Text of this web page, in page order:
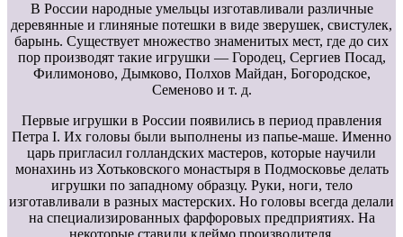
В России народные умельцы изготавливали различные
деревянные и глиняные потешки в виде зверушек, свистулек,
барынь. Существует множество знаменитых мест, где до сих
пор производят такие игрушки — Городец, Сергиев Посад,
Филимоново, Дымково, Полхов Майдан, Богородское,
Семеново и т. д.
Первые игрушки в России появились в период правления
Петра I. Их головы были выполнены из папье-маше. Именно
царь пригласил голландских мастеров, которые научили
монахинь из Хотьковского монастыря в Подмосковье делать
игрушки по западному образцу. Руки, ноги, тело
изготавливали в разных мастерских. Но головы всегда делали
на специализированных фарфоровых предприятиях. На
некоторые ставили клеймо производителя.